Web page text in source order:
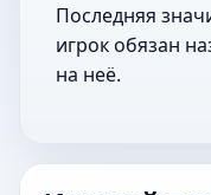
Последняя
игрок обязан
на неё.